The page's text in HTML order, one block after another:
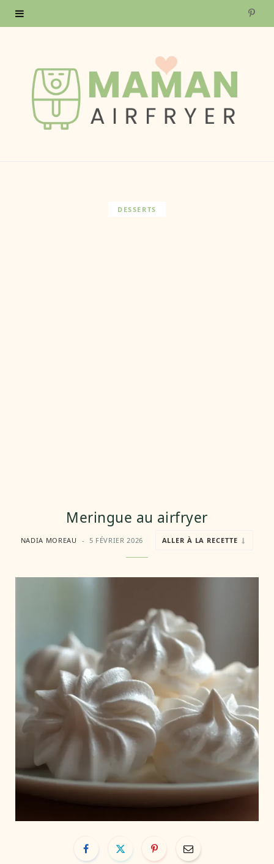
P
DESSERTS
Meringue au airfryer
NADIA MOREAU 5 FÉVRIER 2026 ALLER À LA RECETTE